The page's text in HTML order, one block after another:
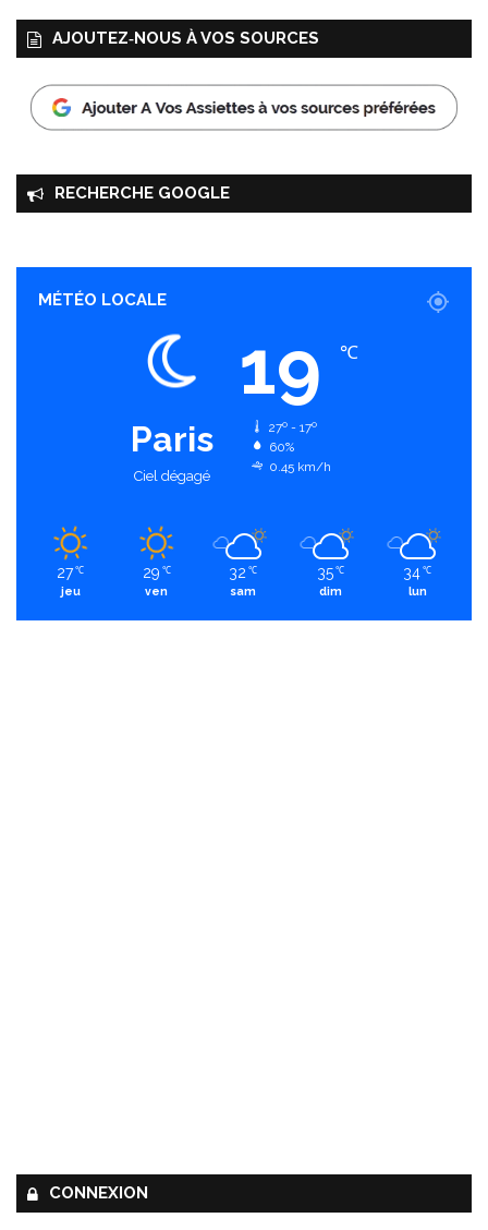
AJOUTEZ‑NOUS À VOS SOURCES
RECHERCHE GOOGLE
MÉTÉO LOCALE
Paris
Ciel dégagé
19 ℃
27º - 17º
60%
0.45 km/h
27 ℃
jeu
29 ℃
ven
32 ℃
sam
35 ℃
dim
34 ℃
lun
CONNEXION